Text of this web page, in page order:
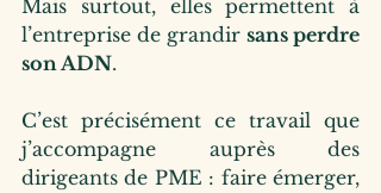
Mais surtout, elles permettent à
l’entreprise de grandir sans perdre
son ADN.
C’est précisément ce travail que
j’accompagne auprès des
dirigeants de PME : faire émerger,